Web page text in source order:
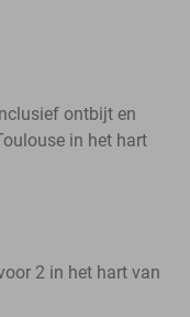
ontbijt en
in het hart
2 in het hart van